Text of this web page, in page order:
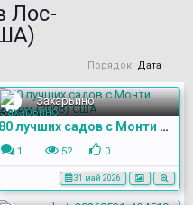
Лос-
Порядок: Дата
Захарьино
80 лучших садов с Монти Доном (2008) США
1 52 0
31 май 2026